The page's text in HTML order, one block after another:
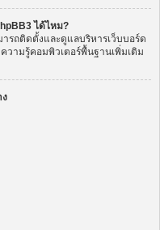
ได้ไหม?
รถติดตั้งและดูแลบริหารเว็บบอร์ด
ความรู้คอมพิวเตอร์พื้นฐานเพิ่มเติม
ง